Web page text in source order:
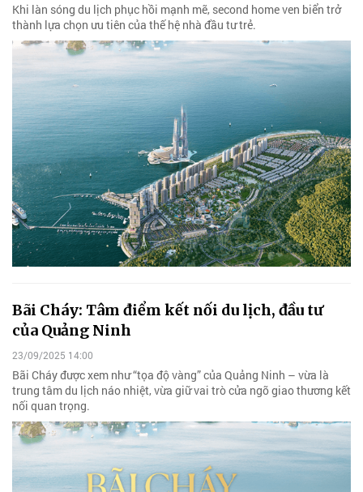
Khi làn sóng du lịch phục hồi mạnh mẽ, second home ven biển trở
thành lựa chọn ưu tiên của thế hệ nhà đầu tư trẻ.
Bãi Cháy: Tâm điểm kết nối du lịch, đầu tư
của Quảng Ninh
23/09/2025 14:00
Bãi Cháy được xem như “tọa độ vàng” của Quảng Ninh – vừa là
trung tâm du lịch náo nhiệt, vừa giữ vai trò cửa ngõ giao thương kết
nối quan trọng.